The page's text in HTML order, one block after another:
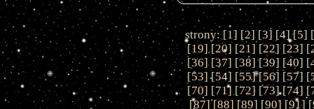
strony: [1] [2] [3] [4] [5] [
[19] [20] [21] [22] [23] [
[36] [37] [38] [39] [40] [
[53] [54] [55] [56] [57] [
[70] [71] [72] [73] [74] [
[87] [88] [89] [90] [91] [